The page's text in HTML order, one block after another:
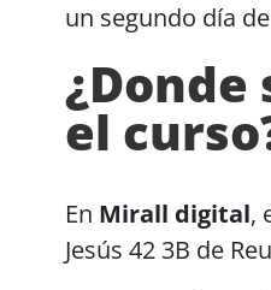
un segundo día
¿Donde
el
En Mirall digital,
Jesús 42 3B de